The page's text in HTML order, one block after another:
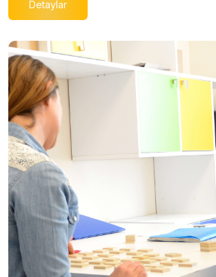
Detaylar